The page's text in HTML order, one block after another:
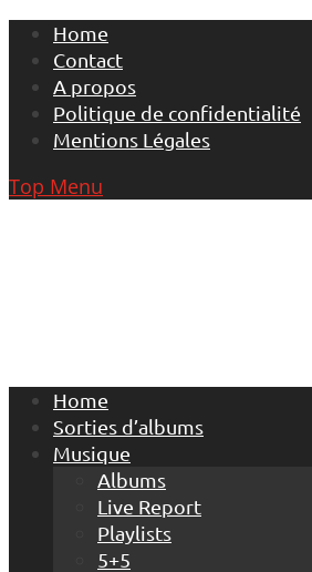
Skip
content
Home
Contact
A propos
Politique de confidentialité
Mentions Légales
Top Menu
Home
Sorties d’albums
Musique
Albums
Live Report
Playlists
5+5